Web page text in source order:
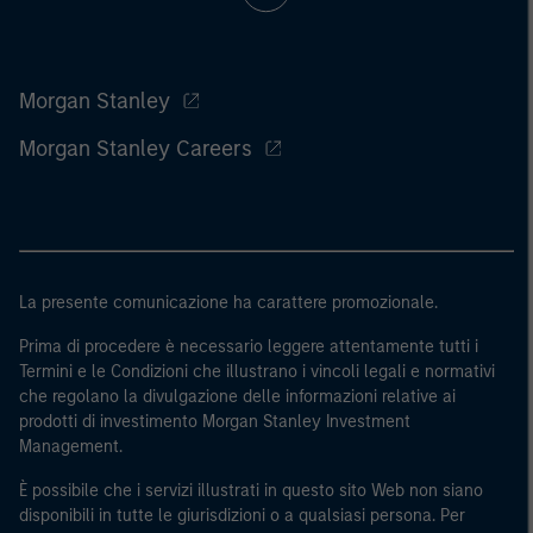
Morgan Stanley
Morgan Stanley Careers
La presente comunicazione ha carattere promozionale.
Prima di procedere è necessario leggere attentamente tutti i
Termini e le Condizioni che illustrano i vincoli legali e normativi
che regolano la divulgazione delle informazioni relative ai
prodotti di investimento Morgan Stanley Investment
Management.
È possibile che i servizi illustrati in questo sito Web non siano
disponibili in tutte le giurisdizioni o a qualsiasi persona. Per